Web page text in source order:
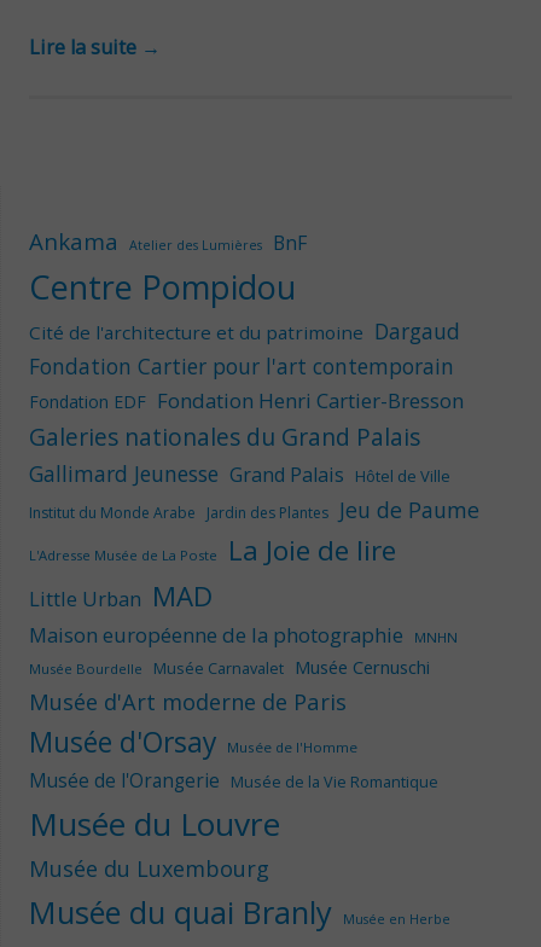
Lire la suite →
Ankama Atelier des Lumières BnF
Centre Pompidou
Cité de l'architecture et du patrimoine Dargaud
Fondation Cartier pour l'art contemporain
Fondation EDF Fondation Henri Cartier-Bresson
Galeries nationales du Grand Palais
Gallimard Jeunesse Grand Palais Hôtel de Ville
Institut du Monde Arabe Jardin des Plantes Jeu de Paume
L'Adresse Musée de La Poste La Joie de lire
Little Urban MAD
Maison européenne de la photographie
MNHN
Musée Bourdelle
Musée Carnavalet Musée Cernuschi
Musée d'Art moderne de Paris
Musée d'Orsay Musée de l'Homme
Musée de l'Orangerie Musée de la Vie Romantique
Musée du Louvre
Musée du Luxembourg
Musée du quai Branly Musée en Herbe